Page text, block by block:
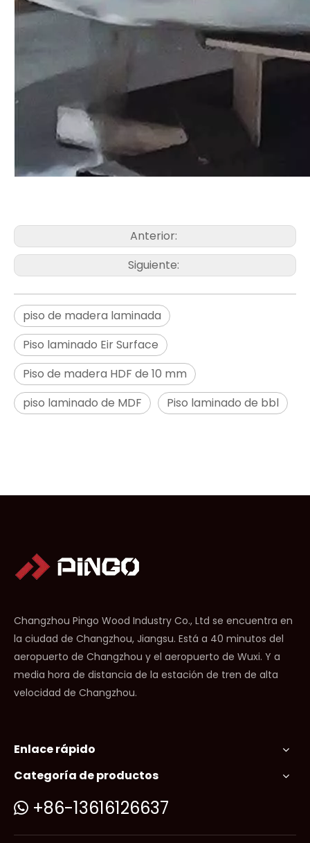
Anterior:
Siguiente:
piso de madera laminada
Piso laminado Eir Surface
Piso de madera HDF de 10 mm
piso laminado de MDF
Piso laminado de bbl
Changzhou Pingo Wood Industry Co., Ltd se encuentra en
la ciudad de Changzhou, Jiangsu. Está a 40 minutos del
aeropuerto de Changzhou y el aeropuerto de Wuxi. Y a
media hora de distancia de la estación de tren de alta
velocidad de Changzhou.
Enlace rápido
Categoría de productos
 +86-13616126637